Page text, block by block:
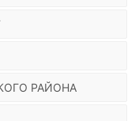
РАЙОНА